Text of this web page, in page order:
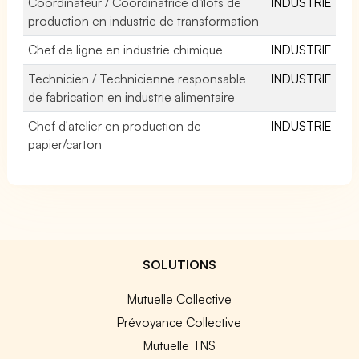
production en industrie de transformation
Chef de ligne en industrie chimique
INDUSTRIE
Technicien / Technicienne responsable
de fabrication en industrie alimentaire
INDUSTRIE
Chef d'atelier en production de
papier/carton
INDUSTRIE
SOLUTIONS
Mutuelle Collective
Prévoyance Collective
Mutuelle TNS